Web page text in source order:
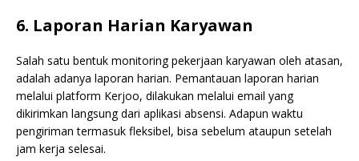
6. Laporan Harian Karyawan
Salah satu bentuk monitoring pekerjaan karyawan oleh atasan,
adalah adanya laporan harian. Pemantauan laporan harian
melalui platform Kerjoo, dilakukan melalui email yang
dikirimkan langsung dari aplikasi absensi. Adapun waktu
pengiriman termasuk fleksibel, bisa sebelum ataupun setelah
jam kerja selesai.